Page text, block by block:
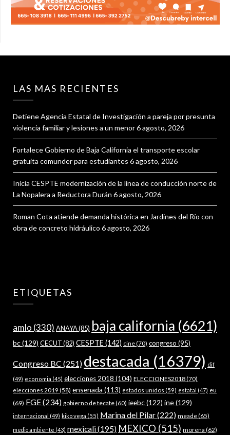
LAS MAS RECIENTES
Detiene Agencia Estatal de Investigación a pareja por presunta
violencia familiar y lesiones a un menor6 agosto, 2026
Fortalece Gobierno de Baja California el transporte escolar
gratuita comunder para estudiantes 6 agosto, 2026
Inicia CESPTE modernización de la línea de conducción norte de
La Nopalera a Reductora Durán 6 agosto, 2026
Roman Cota atiende demanda histórica en Jardines del Río con
obra de concreto hidráulico 6 agosto, 2026
ETIQUETAS
amlo (330) ANAYA(85) baja california (6621)
bc(129) CECUT(82) CESPTE (142) cine(70) congreso (95)
Congreso BC (251) destacada (16379) dif
(49) economia (45) elecciones 2018 (104) ELECCIONES2018(70)
elecciones 2019 (58) ensenada (113) estados unidos (59) estatal (47) eu
(69) FGE(234) gobierno de tecate(60) ieebc(122) ine(129)
internacional (49) kiko vega (55) Marina del Pilar(222) meade(65)
medio ambiente (43) mexicali(195) MEXICO (515) morena (62)